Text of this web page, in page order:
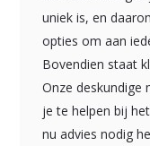
uniek is, en
opties om aan
Bovendien staat
Onze deskundige
je te helpen bij
nu advies nodig